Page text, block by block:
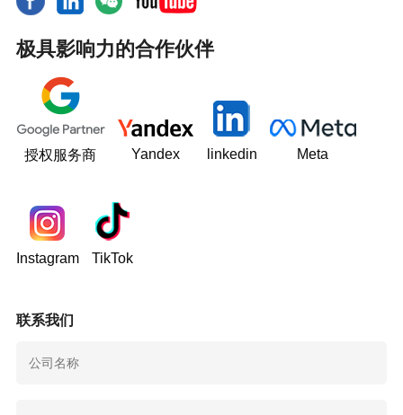
极具影响力的合作伙伴
授权服务商 Yandex linkedin Meta
Instagram TikTok
联系我们